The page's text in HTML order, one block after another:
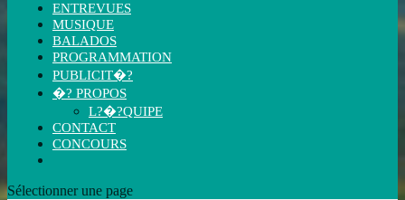
ENTREVUES
MUSIQUE
BALADOS
PROGRAMMATION
PUBLICIT�?
�? PROPOS
L?�?QUIPE
CONTACT
CONCOURS
Sélectionner une page